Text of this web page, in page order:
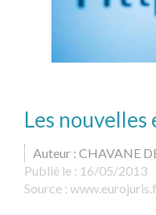
Les nouvelles
Auteur : CHAVANE
Publié le : 16/05/2013
Source :